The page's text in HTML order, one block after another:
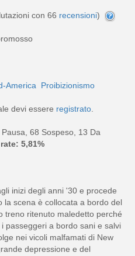
con 66 recensioni)
America Proibizionismo
devi essere registrato.
68 Sospeso, 13 Da
5,81%
inizi degli anni '30 e procede
la scena è collocata a bordo del
treno ritenuto maledetto perché
passeggeri a bordo sani e salvi
nei vicoli malfamati di New
depressione e del